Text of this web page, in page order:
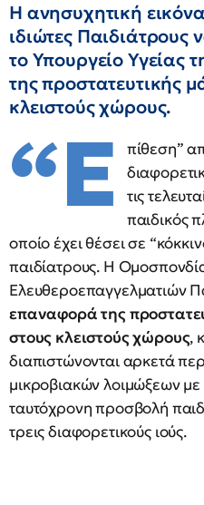
Η ανησυχητική
ιδιώτες Παιδιάτρους
το Υπουργείο Υγείας
της προστατευτικής
κλειστούς χώρους.
“Ε
πίθεση”
τις
παιδικός
οποίο έχει θέσει σε
παιδίατρους. Η
Ελευθεροεπαγγελματιών
επαναφορά της
στους κλειστούς χώρους,
διαπιστώνονται αρκετά
μικροβιακών λοιμώξεων
ταυτόχρονη προσβολή
τρεις διαφορετικούς ιούς.